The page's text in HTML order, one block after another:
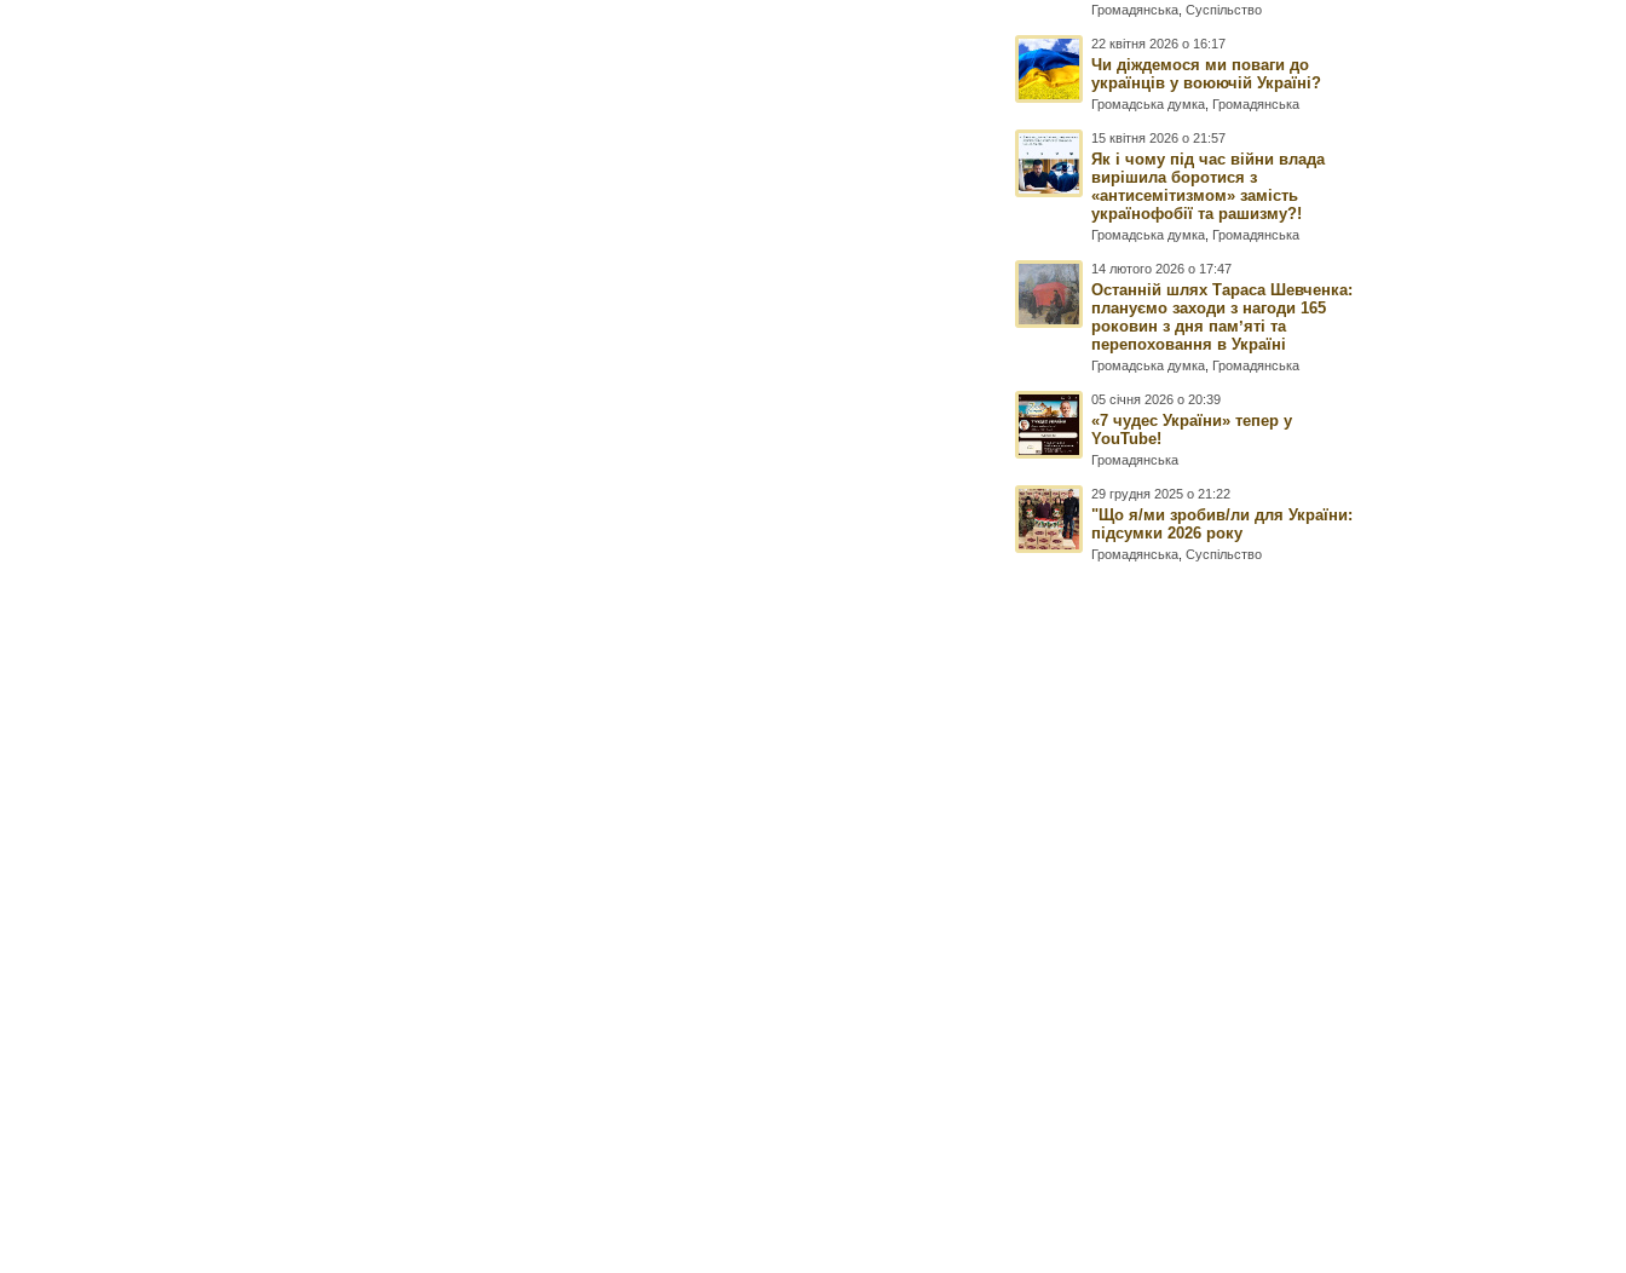
Громадянська ,Суспільство
22 квітня 2026 о 16:17
Чи діждемося ми поваги до
українців у воюючій Україні?
Громадська думка Громадянська
15 квітня 2026 о 21:57
Як і чому під час війни влада
вирішила боротися з
«антисемітизмом» замість
українофобії та рашизму?!
Громадська думка Громадянська
14 лютого 2026 о 17:47
Останній шлях Тараса Шевченка:
плануємо заходи з нагоди 165
роковин з дня памʼяті та
перепоховання в Україні
Громадська думка Громадянська
05 січня 2026 о 20:39
«7 чудес України» тепер у
YouTube!
Громадянська
29 грудня 2025 о 21:22
"Що я/ми зробив/ли для України:
підсумки 2026 року
Громадянська ,Суспільство